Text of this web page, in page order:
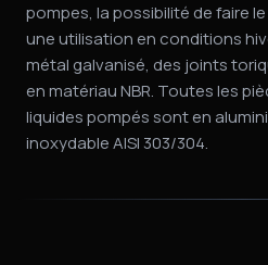
pompes, la possibilité de faire
une utilisation en conditions
métal galvanisé, des joints
en matériau NBR. Toutes les
liquides pompés sont en
inoxydable AISI 303/304.